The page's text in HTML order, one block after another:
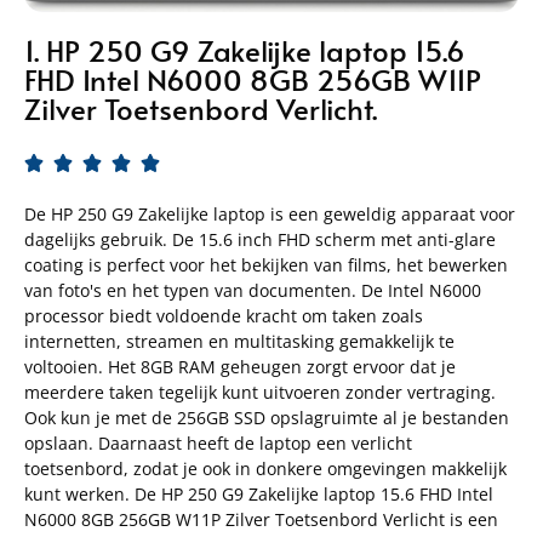
1. HP 250 G9 Zakelijke laptop 15.6
FHD Intel N6000 8GB 256GB W11P
Zilver Toetsenbord Verlicht.
    
De HP 250 G9 Zakelijke laptop is een geweldig apparaat voor
dagelijks gebruik. De 15.6 inch FHD scherm met anti-glare
coating is perfect voor het bekijken van films, het bewerken
van foto's en het typen van documenten. De Intel N6000
processor biedt voldoende kracht om taken zoals
internetten, streamen en multitasking gemakkelijk te
voltooien. Het 8GB RAM geheugen zorgt ervoor dat je
meerdere taken tegelijk kunt uitvoeren zonder vertraging.
Ook kun je met de 256GB SSD opslagruimte al je bestanden
opslaan. Daarnaast heeft de laptop een verlicht
toetsenbord, zodat je ook in donkere omgevingen makkelijk
kunt werken. De HP 250 G9 Zakelijke laptop 15.6 FHD Intel
N6000 8GB 256GB W11P Zilver Toetsenbord Verlicht is een